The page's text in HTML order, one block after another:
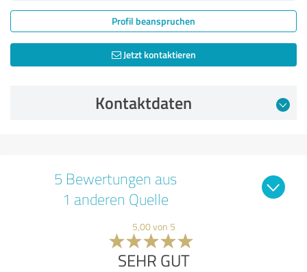
Profil beanspruchen
Jetzt kontaktieren
Kontaktdaten
5 Bewertungen aus
1 anderen Quelle
5,00 von 5
SEHR GUT